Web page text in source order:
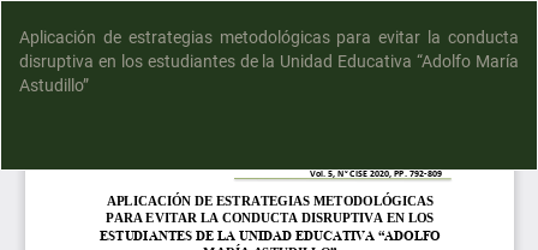
Aplicación de estrategias metodológicas para evitar la conducta
disruptiva en los estudiantes de la Unidad Educativa “Adolfo María
Astudillo”